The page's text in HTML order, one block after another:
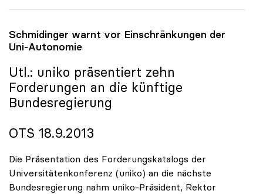
Schmidinger warnt vor Einschränkungen der
Uni-Autonomie
Utl.: uniko präsentiert zehn
Forderungen an die künftige
Bundesregierung
OTS 18.9.2013
Die Präsentation des Forderungskatalogs der
Universitätenkonferenz (uniko) an die nächste
Bundesregierung nahm uniko-Präsident, Rektor